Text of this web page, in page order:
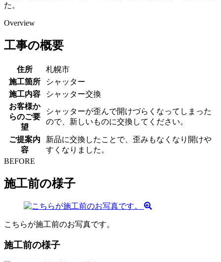
た。
Overview
工事の概要
住所
札幌市
施工箇所
シャッター
施工内容
シャッター交換
お客様か
らのご要
望
シャッターが歪んで開けづらくなってしまった
ので、新しいものに交換してください。
ご提案内
容
新品に交換したことで、歪みもなくなり開けや
すくなりました。
BEFORE
施工前の様子
こちらが施工前のお写真です。
施工前の様子